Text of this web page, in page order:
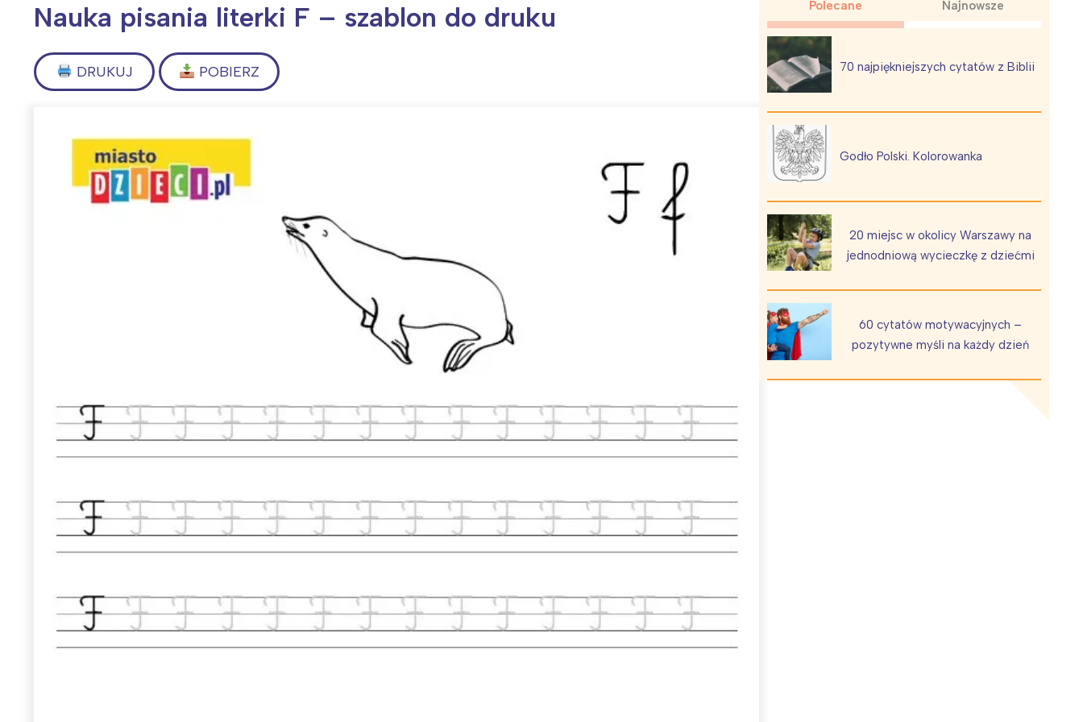
Nauka pisania literki F – szablon do druku
DRUKUJ POBIERZ
Polecane Najnowsze
70 najpiękniejszych cytatów z Biblii
Godło Polski. Kolorowanka
20 miejsc w okolicy Warszawy na
jednodniową wycieczkę z dziećmi
60 cytatów motywacyjnych –
pozytywne myśli na każdy dzień